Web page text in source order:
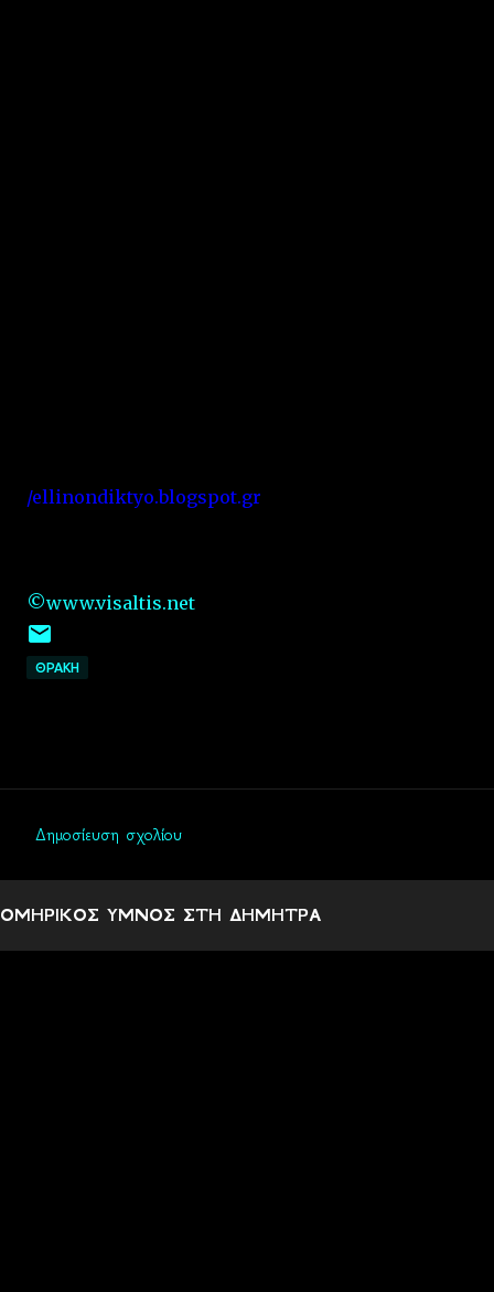
/ellinondiktyo.blogspot.gr
©www.visaltis.net
ΘΡΑΚΗ
ό
λ
Δημοσίευση σχολίου
ΟΜΗΡΙΚΟΣ ΥΜΝΟΣ ΣΤΗ ΔΗΜΗΤΡΑ